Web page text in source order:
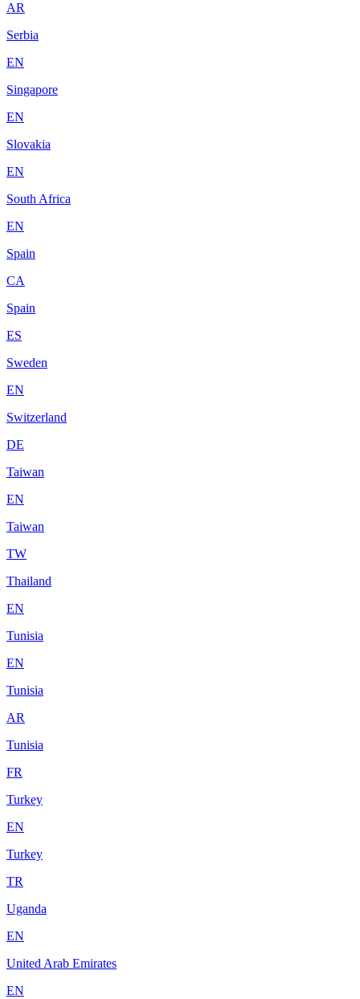
AR
Serbia
EN
Singapore
EN
Slovakia
EN
South Africa
EN
Spain
CA
Spain
ES
Sweden
EN
Switzerland
DE
Taiwan
EN
Taiwan
TW
Thailand
EN
Tunisia
EN
Tunisia
AR
Tunisia
FR
Turkey
EN
Turkey
TR
Uganda
EN
United Arab Emirates
EN